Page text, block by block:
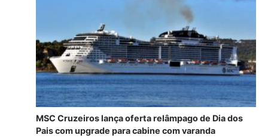
MSC Cruzeiros lança oferta relâmpago de Dia dos
Pais com upgrade para cabine com varanda